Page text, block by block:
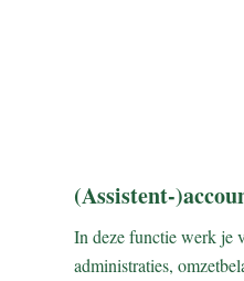
(Assistent-
In deze functie werk je
administraties,